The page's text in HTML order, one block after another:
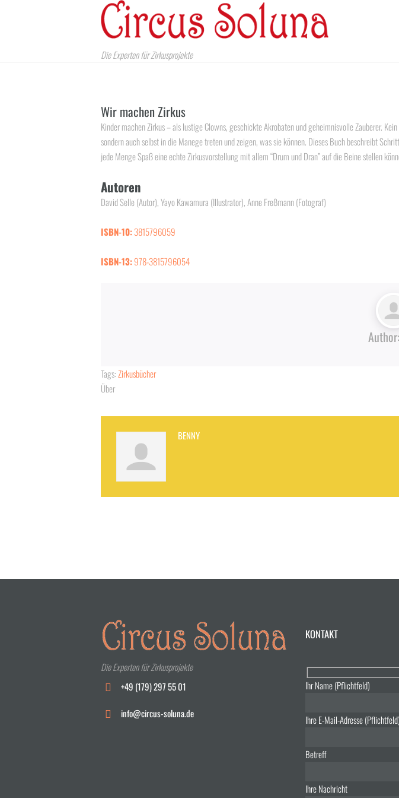
Die Experten für Zirkusprojekte
Wir machen Zirkus
Kinder machen Zirkus – als lustige Clowns, geschickte Akrobaten und geheimnisvolle Zauberer.
sondern auch selbst in die Manege treten und zeigen, was sie können. Dieses Buch beschreibt
jede Menge Spaß eine echte Zirkusvorstellung mit allem “Drum und Dran” auf die Beine stellen
Autoren
David Selle(Autor),‎Yayo Kawamura (Illustrator),‎Anne Freßmann(Fotograf)
ISBN-10:3815796059
ISBN-13:978-3815796054
Author:
Tags:Zirkusbücher
Über
BENNY
Die Experten für Zirkusprojekte
+49 (179) 297 55 01
info@circus-soluna.de
KONTAKT
Ihr Name (Pflichtfeld)
Ihre E-Mail-Adresse (Pflichtfeld)
Betreff
Ihre Nachricht